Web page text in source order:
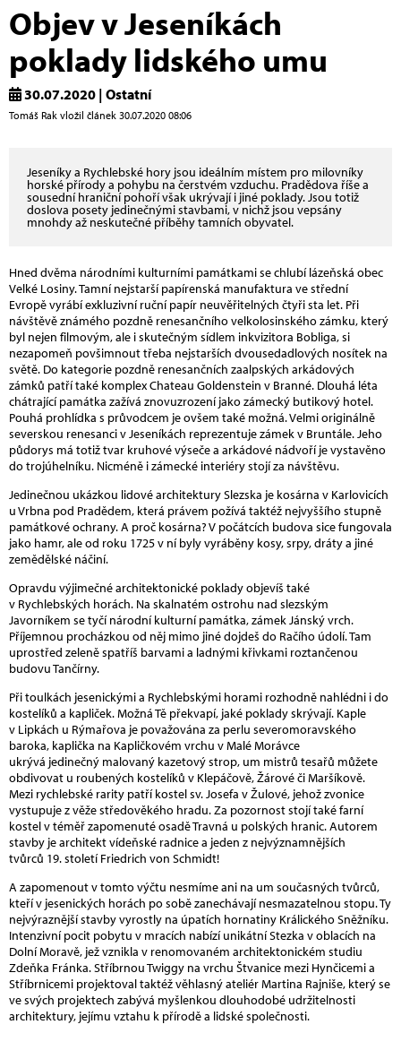
Objev v Jeseníkách
poklady lidského umu
30.07.2020 | Ostatní
Tomáš Rak vložil článek 30.07.2020 08:06
Jeseníky a Rychlebské hory jsou ideálním místem pro milovníky
horské přírody a pohybu na čerstvém vzduchu. Pradědova říše a
sousední hraniční pohoří však ukrývají i jiné poklady. Jsou totiž
doslova posety jedinečnými stavbami, v nichž jsou vepsány
mnohdy až neskutečné příběhy tamních obyvatel.
Hned dvěma národními kulturními památkami se chlubí lázeňská obec
Velké Losiny. Tamní nejstarší papírenská manufaktura ve střední
Evropě vyrábí exkluzivní ruční papír neuvěřitelných čtyři sta let. Při
návštěvě známého pozdně renesančního velkolosinského zámku, který
byl nejen filmovým, ale i skutečným sídlem inkvizitora Bobliga, si
nezapomeň povšimnout třeba nejstarších dvousedadlových nosítek na
světě. Do kategorie pozdně renesančních zaalpských arkádových
zámků patří také komplex Chateau Goldenstein v Branné. Dlouhá léta
chátrající památka zažívá znovuzrození jako zámecký butikový hotel.
Pouhá prohlídka s průvodcem je ovšem také možná. Velmi originálně
severskou renesanci v Jeseníkách reprezentuje zámek v Bruntále. Jeho
půdorys má totiž tvar kruhové výseče a arkádové nádvoří je vystavěno
do trojúhelníku. Nicméně i zámecké interiéry stojí za návštěvu.
Jedinečnou ukázkou lidové architektury Slezska je kosárna v Karlovicích
u Vrbna pod Pradědem, která právem požívá taktéž nejvyššího stupně
památkové ochrany. A proč kosárna? V počátcích budova sice fungovala
jako hamr, ale od roku 1725 v ní byly vyráběny kosy, srpy, dráty a jiné
zemědělské náčiní.
Opravdu výjimečné architektonické poklady objevíš také
v Rychlebských horách. Na skalnatém ostrohu nad slezským
Javorníkem se tyčí národní kulturní památka, zámek Jánský vrch.
Příjemnou procházkou od něj mimo jiné dojdeš do Račího údolí. Tam
uprostřed zeleně spatříš barvami a ladnými křivkami roztančenou
budovu Tančírny.
Při toulkách jesenickými a Rychlebskými horami rozhodně nahlédni i do
kostelíků a kapliček. Možná Tě překvapí, jaké poklady skrývají. Kaple
v Lipkách u Rýmařova je považována za perlu severomoravského
baroka, kaplička na Kapličkovém vrchu v Malé Morávce
ukrývá jedinečný malovaný kazetový strop, um mistrů tesařů můžete
obdivovat u roubených kostelíků v Klepáčově, Žárové či Maršíkově.
Mezi rychlebské rarity patří kostel sv. Josefa v Žulové, jehož zvonice
vystupuje z věže středověkého hradu. Za pozornost stojí také farní
kostel v téměř zapomenuté osadě Travná u polských hranic. Autorem
stavby je architekt vídeňské radnice a jeden z nejvýznamnějších
tvůrců 19. století Friedrich von Schmidt!
A zapomenout v tomto výčtu nesmíme ani na um současných tvůrců,
kteří v jesenických horách po sobě zanechávají nesmazatelnou stopu. Ty
nejvýraznější stavby vyrostly na úpatích hornatiny Králického Sněžníku.
Intenzivní pocit pobytu v mracích nabízí unikátní Stezka v oblacích na
Dolní Moravě, jež vznikla v renomovaném architektonickém studiu
Zdeňka Fránka. Stříbrnou Twiggy na vrchu Štvanice mezi Hynčicemi a
Stříbrnicemi projektoval taktéž věhlasný ateliér Martina Rajniše, který se
ve svých projektech zabývá myšlenkou dlouhodobé udržitelnosti
architektury, jejímu vztahu k přírodě a lidské společnosti.